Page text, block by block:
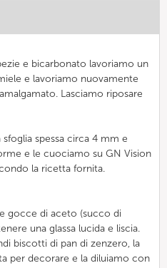
e bicarbonato lavoriamo un
e lavoriamo nuovamente
Lasciamo riposare
spessa circa 4 mm e
e le cuociamo su GN Vision
la ricetta fornita.
gocce di aceto (succo di
una glassa lucida e liscia.
biscotti di pan di zenzero, la
per decorare e la diluiamo con